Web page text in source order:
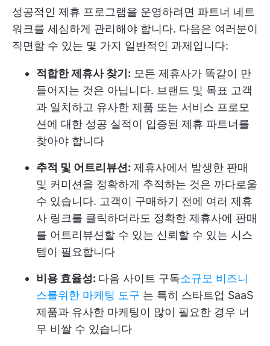
성공적인 제휴 프로그램을 운영하려면 파트너 네트
워크를 세심하게 관리해야 합니다. 다음은 여러분이
직면할 수 있는 몇 가지 일반적인 과제입니다:
적합한 제휴사 찾기: 모든 제휴사가 똑같이 만
들어지는 것은 아닙니다. 브랜드 및 목표 고객
과 일치하고 유사한 제품 또는 서비스 프로모
션에 대한 성공 실적이 입증된 제휴 파트너를
찾아야 합니다
추적 및 어트리뷰션: 제휴사에서 발생한 판매
및 커미션을 정확하게 추적하는 것은 까다로울
수 있습니다. 고객이 구매하기 전에 여러 제휴
사 링크를 클릭하더라도 정확한 제휴사에 판매
를 어트리뷰션할 수 있는 신뢰할 수 있는 시스
템이 필요합니다
비용 효율성: 다음 사이트 구독소규모 비즈니
스를위한 마케팅 도구 는 특히 스타트업 SaaS
제품과 유사한 마케팅이 많이 필요한 경우 너
무 비쌀 수 있습니다